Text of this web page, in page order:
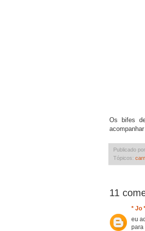
Os bifes
Publicado
Tópicos:
11
* Jo
eu
para